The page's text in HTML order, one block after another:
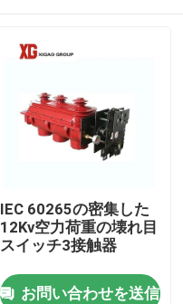
IEC 60265の密集した
12Kv空力荷重の壊れ目
スイッチ3接触器
お問い合わせを送信